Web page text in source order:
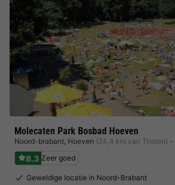
Molecaten Park Bosbad Hoeven
Noord-brabant, Hoeven (24,4 km van Tholen)
8.3 Zeer goed
Geweldige locatie in Noord-Brabant